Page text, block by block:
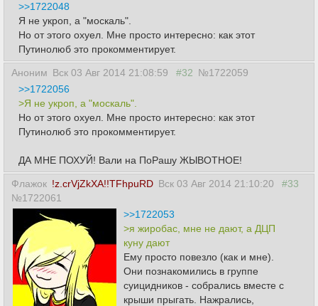
>>1722048
Я не укроп, а "москаль".
Но от этого охуел. Мне просто интересно: как этот
Путинолюб это прокомментирует.
Аноним Вск 03 Авг 2014 21:08:59 #32 №1722059
>>1722056
>Я не укроп, а "москаль".
Но от этого охуел. Мне просто интересно: как этот
Путинолюб это прокомментирует.
ДА МНЕ ПОХУЙ! Вали на ПоРашу ЖЫВОТНОЕ!
Флажок !z.crVjZkXA!!TFhpuRD Вск 03 Авг 2014 21:10:20
#33
№1722061
>>1722053
>я жиробас, мне не дают, а ДЦП
куну дают
Ему просто повезло (как и мне).
Они познакомились в группе
суицидников - собрались вместе с
крыши прыгать. Нажрались,